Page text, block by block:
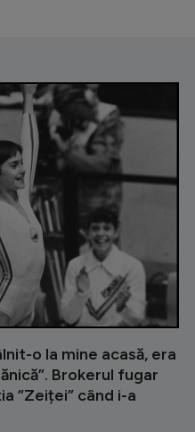
o la mine acasă, era
Brokerul fugar
”Zeiței” când i-a